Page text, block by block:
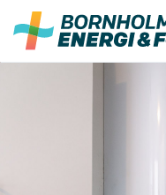
Fortsæt
indhold